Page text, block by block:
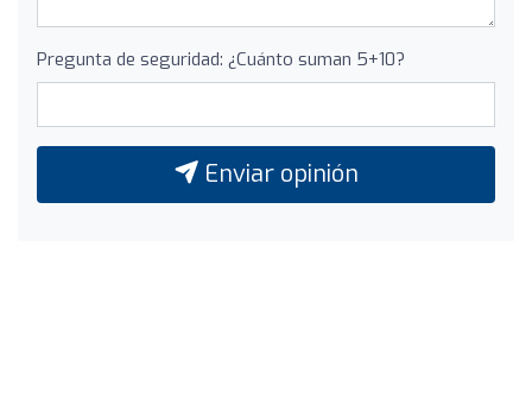
Pregunta de seguridad: ¿Cuánto suman 5+10?
Enviar opinión